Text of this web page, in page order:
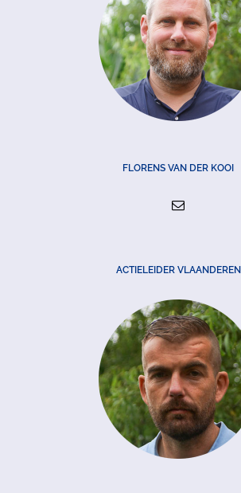
FLORENS VAN DER KOOI
ACTIELEIDER VLAANDEREN